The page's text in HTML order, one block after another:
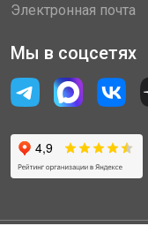
Электронная почта
Мы в соцсетях